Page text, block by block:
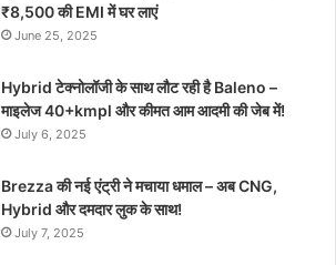
₹8,500 की EMI में घर लाएं
June 25, 2025
Hybrid टेक्नोलॉजी के साथ लौट रही है Baleno –
माइलेज 40+kmpl और कीमत आम आदमी की जेब में!
July 6, 2025
Brezza की नई एंट्री ने मचाया धमाल – अब CNG,
Hybrid और दमदार लुक के साथ!
July 7, 2025